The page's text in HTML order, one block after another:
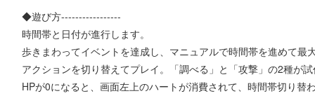
◆遊び方-----------------
時間帯と日付が進行します。
歩きまわってイベントを達成し、マニュアルで時間帯を進めて最
アクションを切り替えてプレイ。「調べる」と「攻撃」の2種が
HPが0になると、画面左上のハートが消費されて、時間帯切り替